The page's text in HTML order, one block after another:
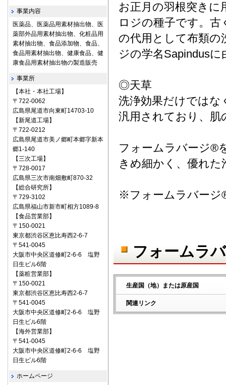
お正月の羽根突き
ロジの種子です。
の代用として布類の
ジの学名Sapindus
◎天草
洗浄効果だけではな
汎用されており、肌
フォームラバージ®
きめ細かく、優れ
※フォームラバージ
フォームラ
生産国（地）または原産国
関連リンク
事業内容
医薬品、医薬品用素材抽出物、医
薬部外品用素材抽出物、化粧品用
素材抽出物、食品添加物、食品、
食品用素材抽出物、健康食品、健
康食品用素材抽出物の製造販売
事業所
【本社・本社工場】
〒722‐0062
広島県尾道市向東町14703-10
【新尾道工場】
〒722‐0212
広島県尾道市美ノ郷町本郷字新本
郷1-140
【三次工場】
〒728-0017
広島県三次市南畑敷町870-32
【総合研究所】
〒729-3102
広島県福山市新市町相方1089-8
【食品営業部】
〒150‐0021
東京都渋谷区恵比寿西2-6-7
〒541‐0045
大阪市中央区道修町2-6-6 塩野
日生ビル6階
【薬粧営業部】
〒150‐0021
東京都渋谷区恵比寿西2-6-7
〒541‐0045
大阪市中央区道修町2-6-6 塩野
日生ビル6階
【海外営業部】
〒541-0045
大阪市中央区道修町2-6-6 塩野
日生ビル6階
ホームページ